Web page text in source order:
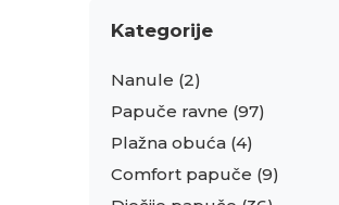
Kategorije
Nanule (2)
Papuče ravne (97)
Plažna obuća (4)
Comfort papuče (9)